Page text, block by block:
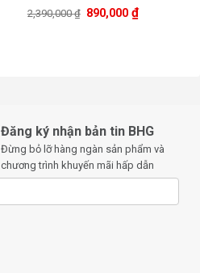
2,390,000₫ 890,000 ₫
Đăng ký nhận bản tin BHG
Đừng bỏ lỡ hàng ngàn sản phẩm và
chương trình khuyến mãi hấp dẫn